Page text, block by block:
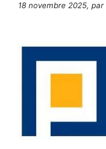
18 novembre 2025, par